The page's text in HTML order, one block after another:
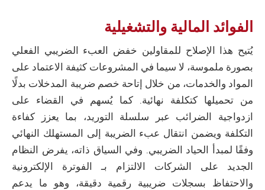
الفوائد المالية والتشغيلية
يُتيح هذا الإصلاح للمقاولين خفض العبء الضريبي الفعلي
بصورة ملموسة، لا سيما في المشروعات كثيفة الاعتماد على
المواد والخدمات، من خلال إتاحة خصم ضريبة المدخلات بدلًا
من تحميلها كتكلفة نهائية. كما يُسهم في القضاء على
ازدواجية الضرائب عبر سلسلة التوريد، بما يعزز كفاءة
التكلفة ويضمن انتقال عبء الضريبة إلى المستهلك النهائي
وفقًا لمبدأ الحياد الضريبي. وفي السياق ذاته، يفرض النظام
الجديد على الشركات الالتزام بـ الفوترة الإلكترونية
والاحتفاظ بسجلات ضريبية رقمية دقيقة، وهو ما يدعم